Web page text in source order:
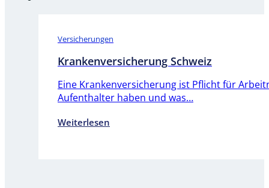
Versicherungen
Krankenversicherung Schweiz
Eine Krankenversicherung ist Pflicht für
Aufenthalter haben und was…
Weiterlesen